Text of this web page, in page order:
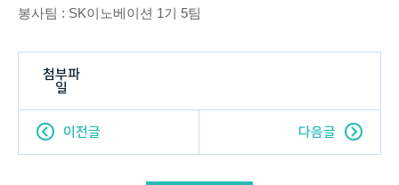
봉사팀 : SK이노베이션 1기 5팀
첨부파
일
이전글 다음글